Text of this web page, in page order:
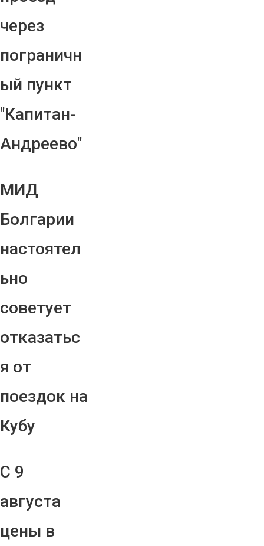
через
пограничн
ый пункт
"Капитан-
Андреево"
МИД
Болгарии
настоятел
ьно
советует
отказатьс
я от
поездок на
Кубу
С 9
августа
цены в